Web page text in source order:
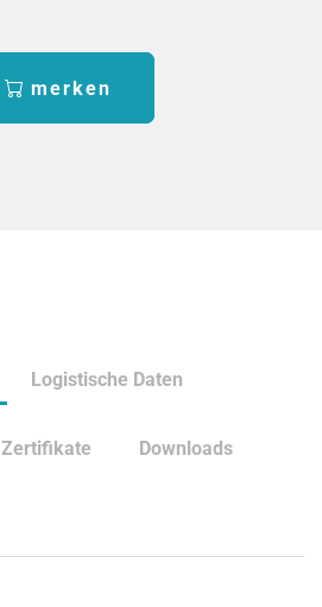
merken
Logistische Daten
Zertifikate Downloads